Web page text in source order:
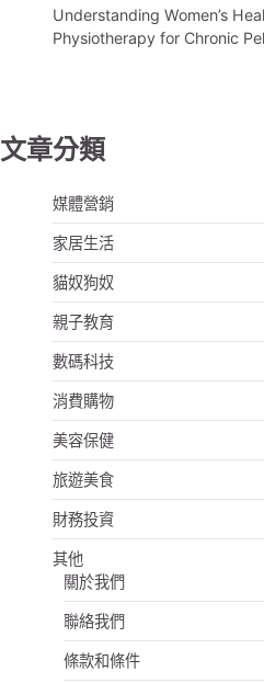
Understanding Women’s
Physiotherapy for Chronic
文章分類
媒體營銷
家居生活
貓奴狗奴
親子教育
數碼科技
消費購物
美容保健
旅遊美食
財務投資
其他
關於我們
聯絡我們
條款和條件